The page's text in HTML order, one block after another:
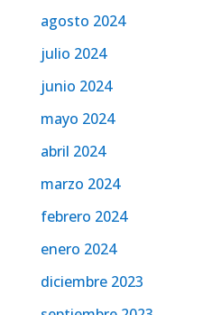
agosto 2024
julio 2024
junio 2024
mayo 2024
abril 2024
marzo 2024
febrero 2024
enero 2024
diciembre 2023